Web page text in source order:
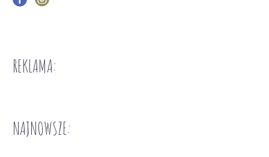
REKLAMA:
NAJNOWSZE: